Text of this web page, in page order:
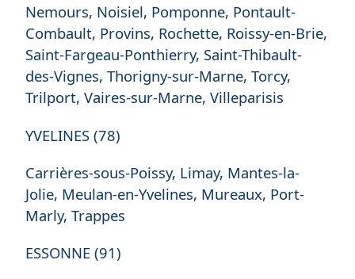
Nemours, Noisiel, Pomponne, Pontault-
Combault, Provins, Rochette, Roissy-en-Brie,
Saint-Fargeau-Ponthierry, Saint-Thibault-
des-Vignes, Thorigny-sur-Marne, Torcy,
Trilport, Vaires-sur-Marne, Villeparisis
YVELINES (78)
Carrières-sous-Poissy, Limay, Mantes-la-
Jolie, Meulan-en-Yvelines, Mureaux, Port-
Marly, Trappes
ESSONNE (91)